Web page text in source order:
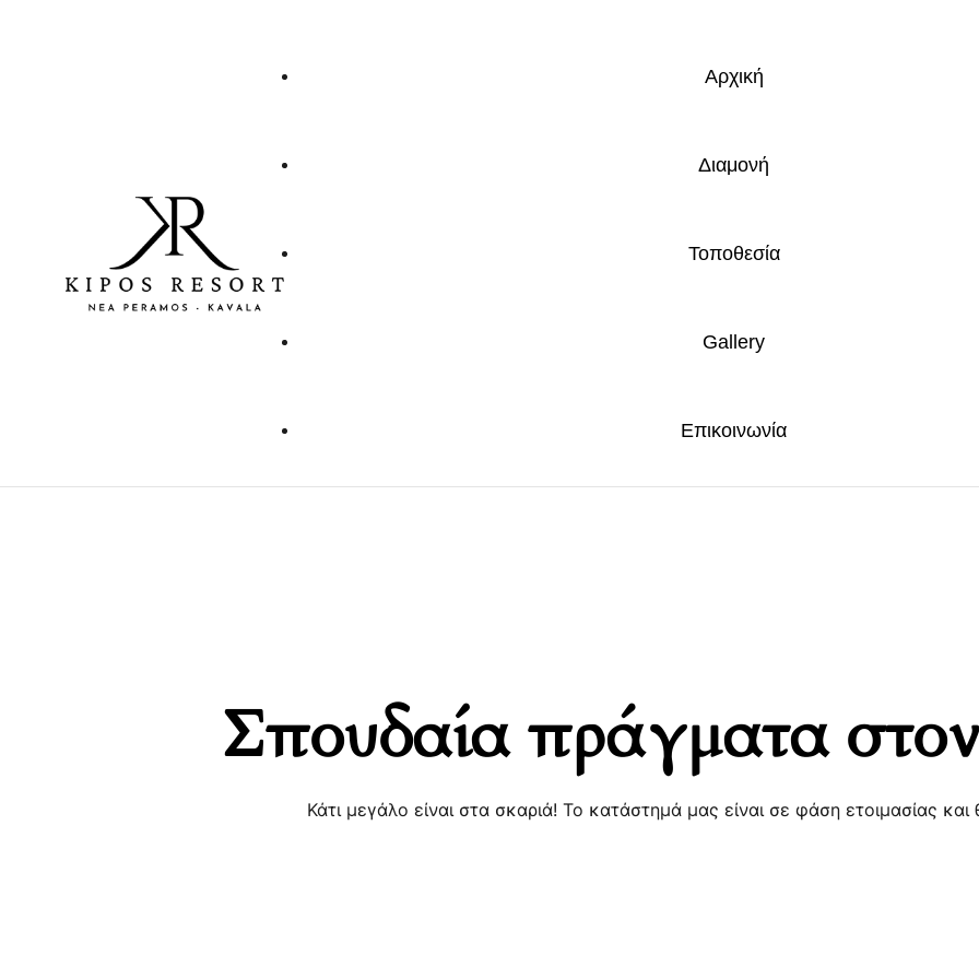
Αρχική
Διαμονή
Τοποθεσία
Gallery
Επικοινωνία
Σπουδαία πράγματα στον
Κάτι μεγάλο είναι στα σκαριά! Το κατάστημά μας είναι σε φάση ετοιμασίας και